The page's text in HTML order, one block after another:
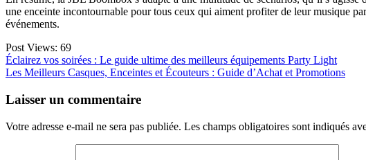
une enceinte incontournable pour tous ceux qui aiment profiter de leur musique
événements.
Post Views: 69
Navigation
de
l’article
Éclairez vos soirées : Le guide ultime des meilleurs équipements Party Light
Les Meilleurs Casques, Enceintes et Écouteurs : Guide d’Achat et Promotions
Laisser un commentaire
Votre adresse e-mail ne sera pas publiée. Les champs obligatoires sont indiqués